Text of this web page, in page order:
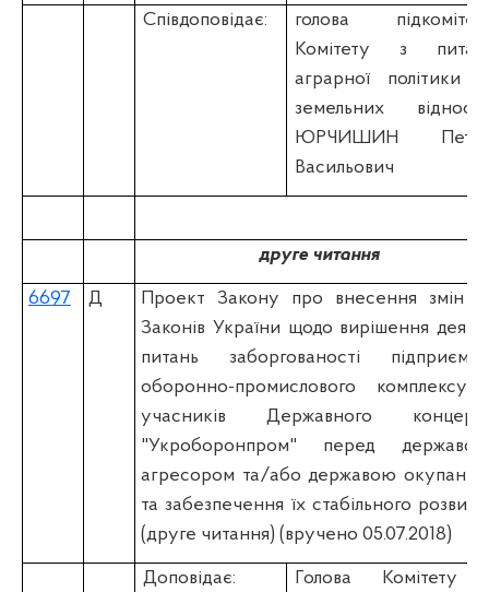
Співдоповідає:
голова
Комітету з
аграрної політики
земельних
ЮРЧИШИН
Васильович
друге читання
6697 Д
Проект Закону про внесення змін
Законів України щодо вирішення
питань заборгованості
оборонно-промислового комплексу
учасників Державного
"Укроборонпром" перед
агресором та/або державою
та забезпечення їх стабільного
(друге читання) (вручено 05.07.2018)
Доповідає:
Голова Комітету